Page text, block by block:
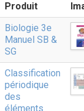
Produit
Biologie 3e
Manuel SB &
SG
Classification
périodique
des
éléments